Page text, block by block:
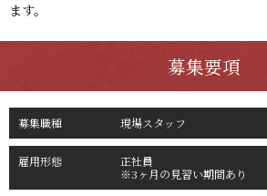
ます。
募集要項
募集職種 現場スタッフ
雇用形態
正社員
※3ヶ月の見習い期間あり